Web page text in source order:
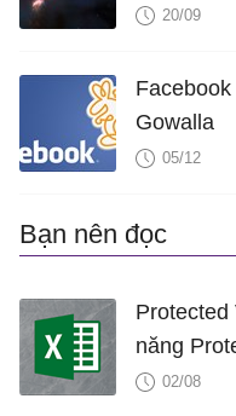
đẹp trong
20/09
Gowalla
05/12
Bạn nên đọc
Protected
năng
2016/
02/08